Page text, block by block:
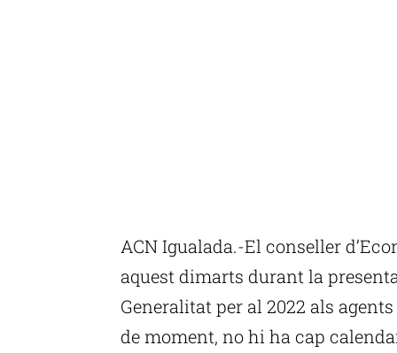
ACN Igualada.-El conseller
aquest dimarts durant la
Generalitat per al 2022 als
de moment, no hi ha cap